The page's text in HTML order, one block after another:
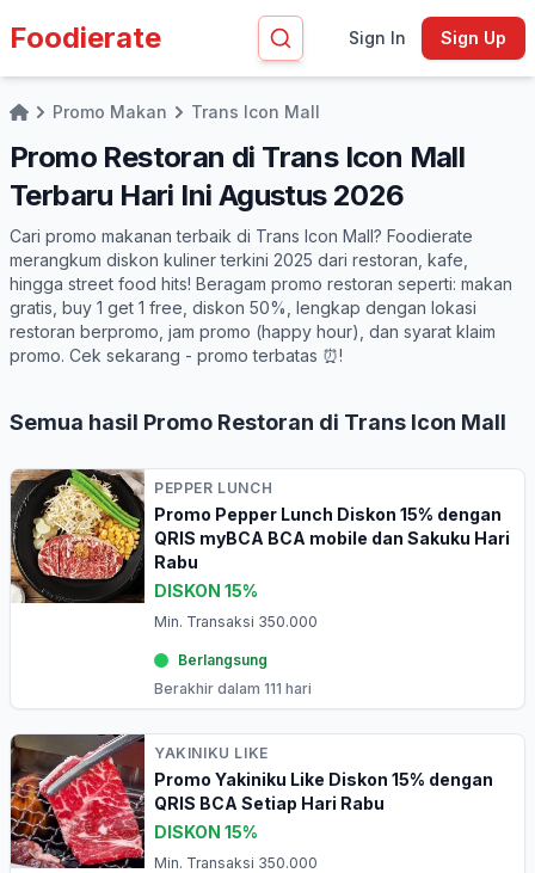
Foodierate Sign In Sign Up
HomePromo Makan Trans Icon Mall
Promo Restoran di Trans Icon Mall
Terbaru Hari Ini Agustus 2026
Cari promo makanan terbaik di Trans Icon Mall? Foodierate
merangkum diskon kuliner terkini 2025 dari restoran, kafe,
hingga street food hits! Beragam promo restoran seperti: makan
gratis, buy 1 get 1 free, diskon 50%, lengkap dengan lokasi
restoran berpromo, jam promo (happy hour), dan syarat klaim
promo. Cek sekarang - promo terbatas ⏰!
Semua hasil Promo Restoran di Trans Icon Mall
PEPPER LUNCH
Promo Pepper Lunch Diskon 15% dengan
QRIS myBCA BCA mobile dan Sakuku Hari
Rabu
DISKON 15%
Min. Transaksi 350.000
Berlangsung
Berakhir dalam 111 hari
YAKINIKU LIKE
Promo Yakiniku Like Diskon 15% dengan
QRIS BCA Setiap Hari Rabu
DISKON 15%
Min. Transaksi 350.000